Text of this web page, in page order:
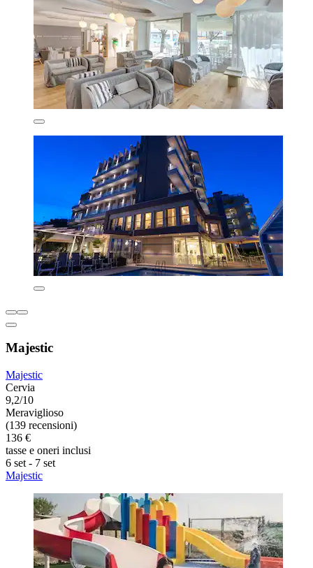
Majestic
Majestic
Cervia
9,2/10
Meraviglioso
(139 recensioni)
136 €
tasse e oneri inclusi
6 set - 7 set
Majestic